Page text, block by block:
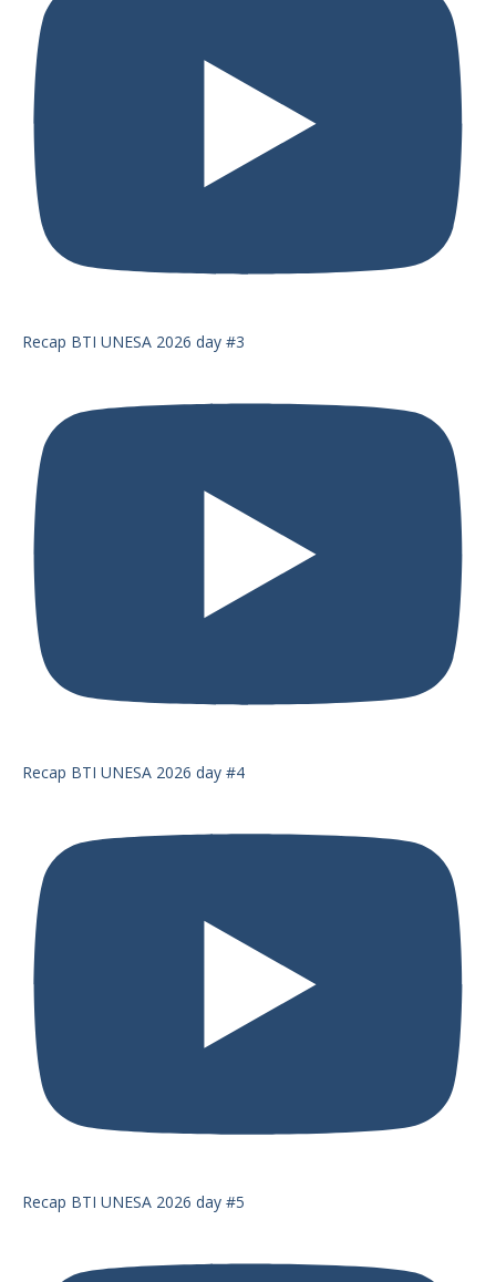
Recap BTI UNESA 2026 day #3
Recap BTI UNESA 2026 day #4
Recap BTI UNESA 2026 day #5